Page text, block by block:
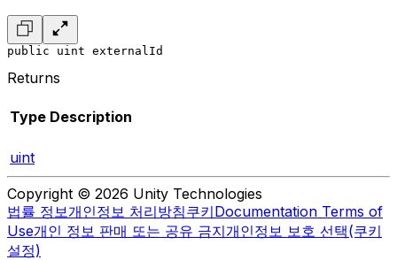
public uint externalId
Returns
Type Description
uint
Copyright © 2026 Unity Technologies
법률 정보개인정보 처리방침쿠키Documentation Terms of
Use개인 정보 판매 또는 공유 금지개인정보 보호 선택(쿠키
설정)